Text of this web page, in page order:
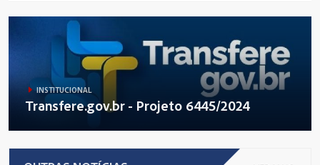
INSTITUCIONAL
Transfere.gov.br - Projeto 6445/2024